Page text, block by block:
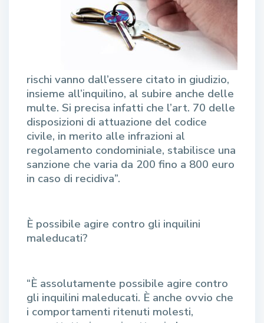
rischi vanno dall’essere citato in giudizio,
insieme all’inquilino, al subire anche delle
multe. Si precisa infatti che l’art. 70 delle
disposizioni di attuazione del codice
civile, in merito alle infrazioni al
regolamento condominiale, stabilisce una
sanzione che varia da 200 fino a 800 euro
in caso di recidiva”.
È possibile agire contro gli inquilini
maleducati?
“È assolutamente possibile agire contro
gli inquilini maleducati. È anche ovvio che
i comportamenti ritenuti molesti,